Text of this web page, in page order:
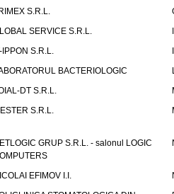
S.R.L.
SERVICE S.R.L.
IPPON S.R.L.
BACTERIOLOGIC
DT S.R.L.
S.R.L.
GRUP S.R.L. - salonul LOGIC
EFIMOV I.I.